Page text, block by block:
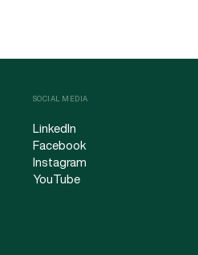
SOCIAL MEDIA
LinkedIn
Facebook
Instagram
YouTube